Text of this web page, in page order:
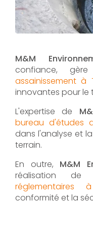
M&M
confiance,
assainissement à
innovantes pour le
L'expertise de
bureau d'études
dans l'analyse et
terrain.
En outre, M&M
réalisation de
réglementaires
conformité et la